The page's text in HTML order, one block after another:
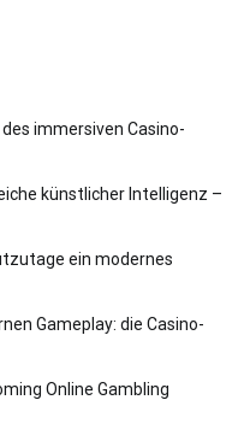
immersiven Casino-
künstlicher Intelligenz –
ein modernes
Gameplay: die Casino-
Online Gambling